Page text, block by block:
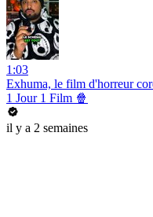
1:03
Exhuma, le film d'horreur
1 Jour 1 Film 🍿
il y a 2 semaines